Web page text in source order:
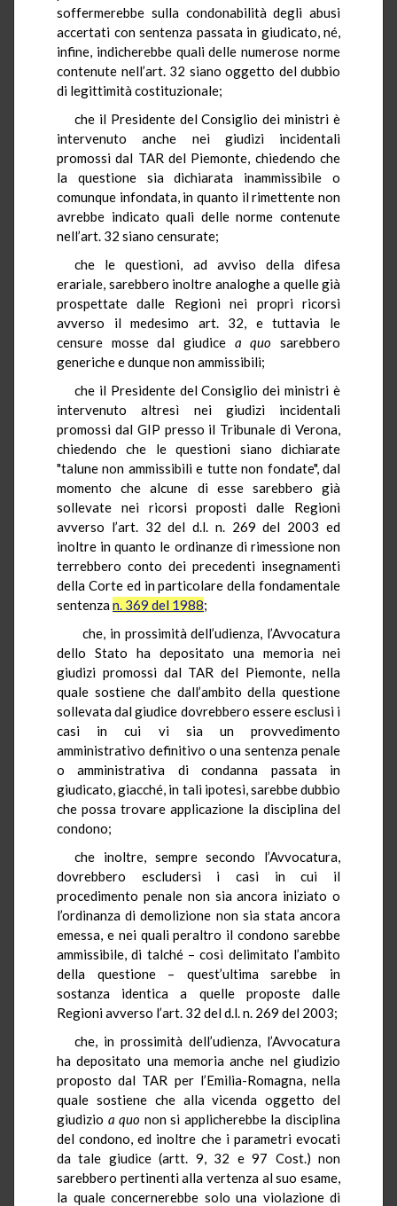
soffermerebbe sulla condonabilità degli abusi
accertati con sentenza passata in giudicato, né,
infine, indicherebbe quali delle numerose norme
contenute nell’art. 32 siano oggetto del dubbio
di legittimità costituzionale;
che il Presidente del Consiglio dei ministri è
intervenuto anche nei giudizi incidentali
promossi dal TAR del Piemonte, chiedendo che
la questione sia dichiarata inammissibile o
comunque infondata, in quanto il rimettente non
avrebbe indicato quali delle norme contenute
nell’art. 32 siano censurate;
che le questioni, ad avviso della difesa
erariale, sarebbero inoltre analoghe a quelle già
prospettate dalle Regioni nei propri ricorsi
avverso il medesimo art. 32, e tuttavia le
censure mosse dal giudice a quo sarebbero
generiche e dunque non ammissibili;
che il Presidente del Consiglio dei ministri è
intervenuto altresì nei giudizi incidentali
promossi dal GIP presso il Tribunale di Verona,
chiedendo che le questioni siano dichiarate
"talune non ammissibili e tutte non fondate", dal
momento che alcune di esse sarebbero già
sollevate nei ricorsi proposti dalle Regioni
avverso l’art. 32 del d.l. n. 269 del 2003 ed
inoltre in quanto le ordinanze di rimessione non
terrebbero conto dei precedenti insegnamenti
della Corte ed in particolare della fondamentale
sentenzan. 369 del 1988;
che, in prossimità dell’udienza, l’Avvocatura
dello Stato ha depositato una memoria nei
giudizi promossi dal TAR del Piemonte, nella
quale sostiene che dall’ambito della questione
sollevata dal giudice dovrebbero essere esclusi i
casi in cui vi sia un provvedimento
amministrativo definitivo o una sentenza penale
o amministrativa di condanna passata in
giudicato, giacché, in tali ipotesi, sarebbe dubbio
che possa trovare applicazione la disciplina del
condono;
che
inoltre, sempre secondo l’Avvocatura,
dovrebbero escludersi i casi in cui il
procedimento penale non sia ancora iniziato o
l’ordinanza di demolizione non sia stata ancora
emessa, e nei quali peraltro il condono sarebbe
ammissibile, di talché – così delimitato l’ambito
della questione – quest’ultima sarebbe in
sostanza identica a quelle proposte dalle
Regioni avverso l’art. 32 del d.l. n. 269 del 2003;
che, in prossimità dell’udienza, l’Avvocatura
ha depositato una memoria anche nel giudizio
proposto dal TAR per l’Emilia-Romagna, nella
quale sostiene che alla vicenda oggetto del
giudizio a quo non si applicherebbe la disciplina
del condono, ed inoltre che i parametri evocati
da tale giudice (artt. 9, 32 e 97 Cost.) non
sarebbero pertinenti alla vertenza al suo esame,
la quale concernerebbe solo una violazione di